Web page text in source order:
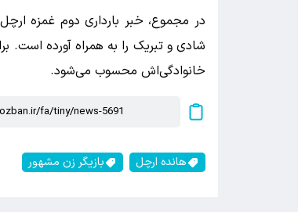
در مجموع، خبر بارداری دوم غمزه
شادی و تبریک را به همراه آورده است.
خانوادگی‌اش محسوب می‌شود.
هانده ارچل بازیگر زن مشهور